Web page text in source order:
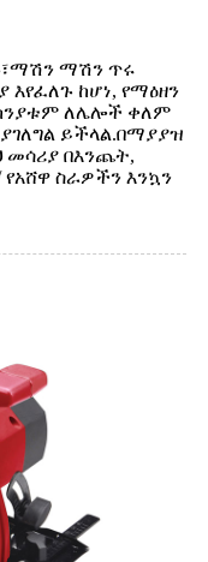
ማሽን ጥሩ
ከሆነ, የማዕዘን
ለሌሎች ቀለም
ይችላል.በማያያዝ
መሳሪያ በእንጨት,
ስራዎችን እንኳን